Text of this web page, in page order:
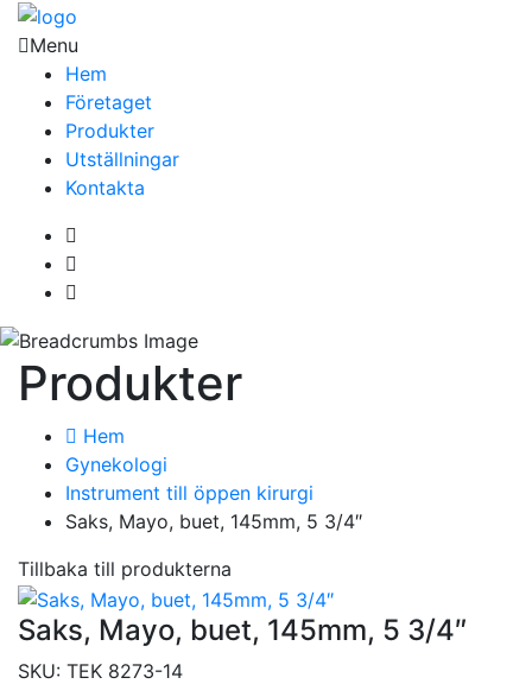
Menu
Hem
Företaget
Produkter
Utställningar
Kontakta
Produkter
Hem
Gynekologi
Instrument till öppen kirurgi
Saks, Mayo, buet, 145mm, 5 3/4″
Tillbaka till produkterna
Saks, Mayo, buet, 145mm, 5 3/4″
SKU: TEK 8273-14